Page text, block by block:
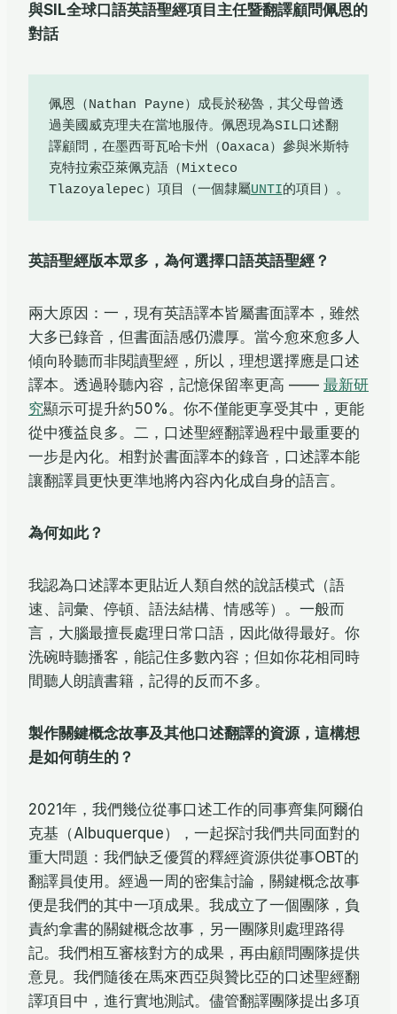
與SIL全球口語英語聖經項目主任暨翻譯顧問佩恩的
對話
佩恩（Nathan Payne）成長於秘魯，其父母曾透
過美國威克理夫在當地服侍。佩恩現為SIL口述翻
譯顧問，在墨西哥瓦哈卡州（Oaxaca）參與米斯特
克特拉索亞萊佩克語（Mixteco
Tlazoyalepec）項目（一個隸屬UNTI的項目）。
英語聖經版本眾多，為何選擇口語英語聖經？
兩大原因：一，現有英語譯本皆屬書面譯本，雖然
大多已錄音，但書面語感仍濃厚。當今愈來愈多人
傾向聆聽而非閱讀聖經，所以，理想選擇應是口述
譯本。透過聆聽內容，記憶保留率更高 —— 最新研
究顯示可提升約50%。你不僅能更享受其中，更能
從中獲益良多。二，口述聖經翻譯過程中最重要的
一步是內化。相對於書面譯本的錄音，口述譯本能
讓翻譯員更快更準地將內容內化成自身的語言。
為何如此？
我認為口述譯本更貼近人類自然的說話模式（語
速、詞彙、停頓、語法結構、情感等）。一般而
言，大腦最擅長處理日常口語，因此做得最好。你
洗碗時聽播客，能記住多數內容；但如你花相同時
間聽人朗讀書籍，記得的反而不多。
製作關鍵概念故事及其他口述翻譯的資源，這構想
是如何萌生的？
2021年，我們幾位從事口述工作的同事齊集阿爾伯
克基（Albuquerque），一起探討我們共同面對的
重大問題：我們缺乏優質的釋經資源供從事OBT的
翻譯員使用。經過一周的密集討論，關鍵概念故事
便是我們的其中一項成果。我成立了一個團隊，負
責約拿書的關鍵概念故事，另一團隊則處理路得
記。我們相互審核對方的成果，再由顧問團隊提供
意見。我們隨後在馬來西亞與贊比亞的口述聖經翻
譯項目中，進行實地測試。儘管翻譯團隊提出多項